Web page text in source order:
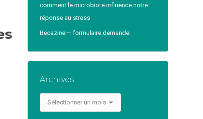
comment le microbiote influence notre
réponse au stress
Becazine – formulaire demande
Archives
Archives